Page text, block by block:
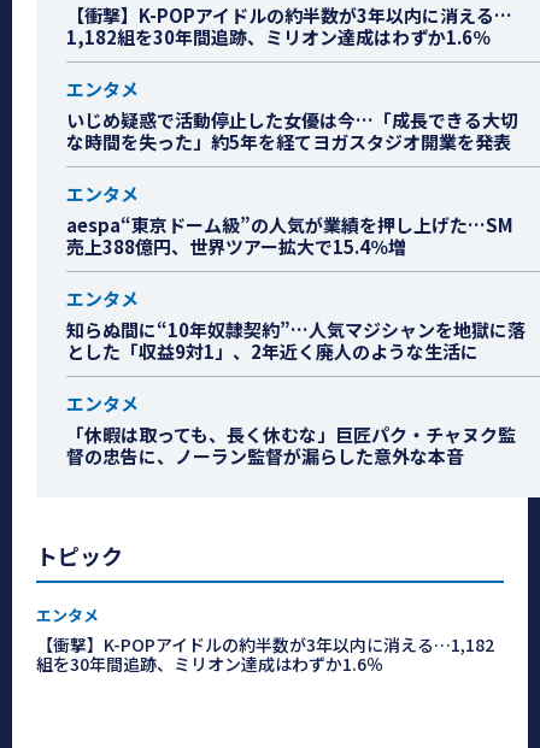
【衝撃】K-POPアイドルの約半数が3年以内に消える…
1,182組を30年間追跡、ミリオン達成はわずか1.6％
エンタメ
いじめ疑惑で活動停止した女優は今…「成長できる大切
な時間を失った」約5年を経てヨガスタジオ開業を発表
エンタメ
aespa“東京ドーム級”の人気が業績を押し上げた…SM
売上388億円、世界ツアー拡大で15.4％増
エンタメ
知らぬ間に“10年奴隷契約”…人気マジシャンを地獄に落
とした「収益9対1」、2年近く廃人のような生活に
エンタメ
「休暇は取っても、長く休むな」巨匠パク・チャヌク監
督の忠告に、ノーラン監督が漏らした意外な本音
トピック
エンタメ
【衝撃】K-POPアイドルの約半数が3年以内に消える…1,182
組を30年間追跡、ミリオン達成はわずか1.6％